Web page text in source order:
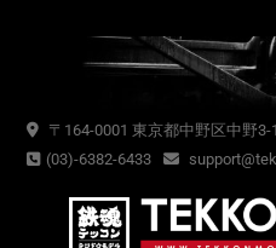
〒164-0001 東京都中野区中野3-
(03)-6382-6433